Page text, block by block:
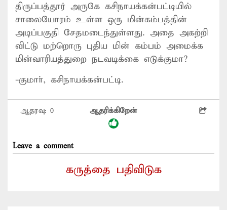
திருப்பத்தூர் அருகே கசிநாயக்கன்பட்டியில்
சாலையோரம் உள்ள ஒரு மின்கம்பத்தின்
அடிப்பகுதி சேதமடைந்துள்ளது. அதை அகற்றி
விட்டு மற்ெறாரு புதிய மின் கம்பம் அமைக்க
மின்வாரியத்துறை நடவடிக்கை எடுக்குமா?
-குமாா், கசிநாயக்கன்பட்டி.
ஆதரவு: 0 ஆதரிக்கிறேன்
Leave a comment
கருத்தை பதிவிடுக